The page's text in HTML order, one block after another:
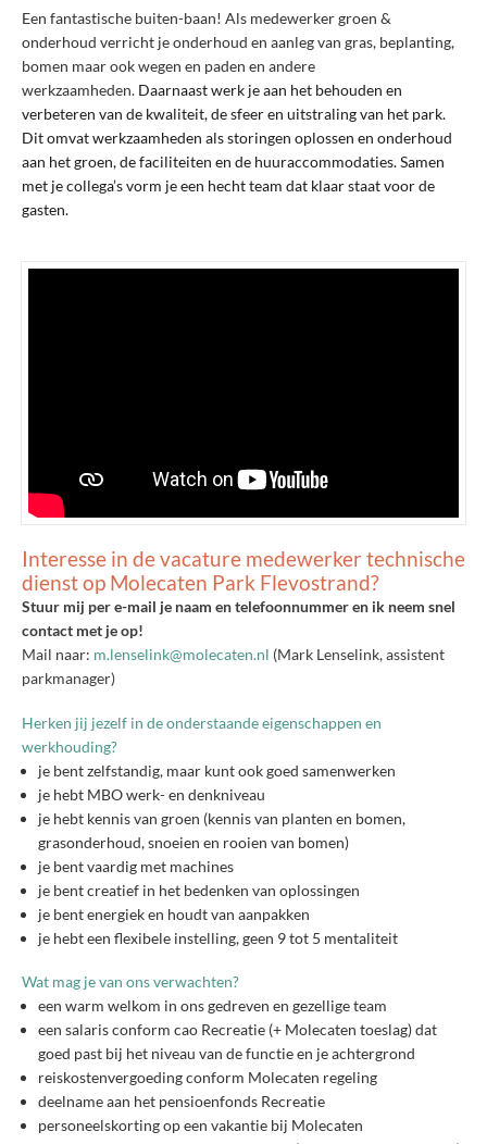
Een fantastische buiten-baan! Als medewerker groen &
onderhoud verricht je onderhoud en aanleg van gras, beplanting,
bomen maar ook wegen en paden en andere
werkzaamheden. Daarnaast werk je aan het behouden en
verbeteren van de kwaliteit, de sfeer en uitstraling van het park.
Dit omvat werkzaamheden als storingen oplossen en onderhoud
aan het groen, de faciliteiten en de huuraccommodaties. Samen
met je collega’s vorm je een hecht team dat klaar staat voor de
gasten.
Interesse in de vacature medewerker technische
dienst op Molecaten Park Flevostrand?
Stuur mij per e-mail je naam en telefoonnummer en ik neem snel
contact met je op!
Mail naar: m.lenselink@molecaten.nl (Mark Lenselink, assistent
parkmanager)
Herken jij jezelf in de onderstaande eigenschappen en
werkhouding?
je bent zelfstandig, maar kunt ook goed samenwerken
je hebt MBO werk- en denkniveau
je hebt kennis van groen (kennis van planten en bomen,
grasonderhoud, snoeien en rooien van bomen)
je bent vaardig met machines
je bent creatief in het bedenken van oplossingen
je bent energiek en houdt van aanpakken
je hebt een flexibele instelling, geen 9 tot 5 mentaliteit
Wat mag je van ons verwachten?
een warm welkom in ons gedreven en gezellige team
een salaris conform cao Recreatie (+ Molecaten toeslag) dat
goed past bij het niveau van de functie en je achtergrond
reiskostenvergoeding conform Molecaten regeling
deelname aan het pensioenfonds Recreatie
personeelskorting op een vakantie bij Molecaten